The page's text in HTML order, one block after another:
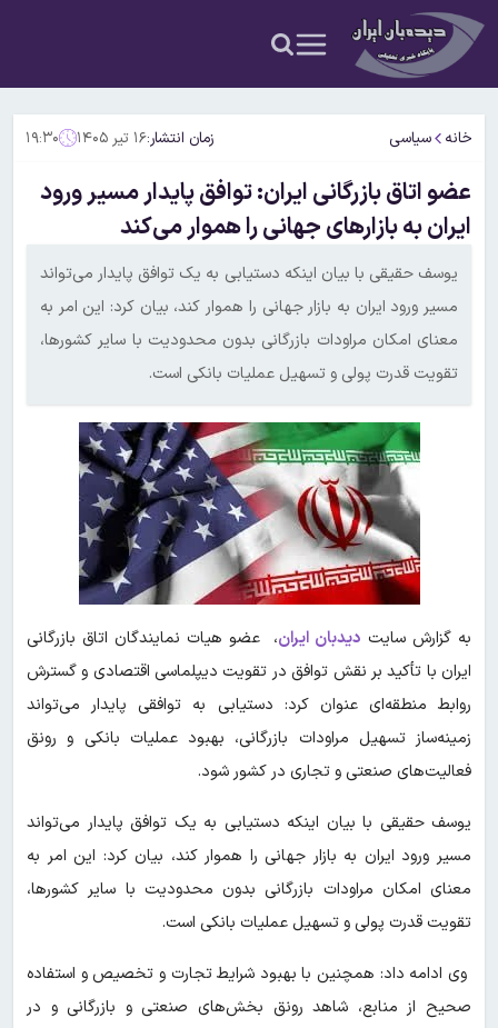
خانه سیاسی زمان انتشار:۱۶ تیر ۱۴۰۵ ۱۹:۳۰
عضو اتاق بازرگانی ایران: توافق پایدار مسیر ورود
ایران به بازارهای جهانی را هموار می‌کند
یوسف حقیقی با بیان اینکه دستیابی به یک توافق پایدار می‌تواند
مسیر ورود ایران به بازار جهانی را هموار کند، بیان کرد: این امر به
معنای امکان مراودات بازرگانی بدون محدودیت با سایر کشورها،
تقویت قدرت پولی و تسهیل عملیات بانکی است.
به گزارش سایت دیدبان ایران، عضو هیات نمایندگان اتاق بازرگانی
ایران با تأکید بر نقش توافق در تقویت دیپلماسی اقتصادی و گسترش
روابط منطقه‌ای عنوان کرد: دستیابی به توافقی پایدار می‌تواند
زمینه‌ساز تسهیل مراودات بازرگانی، بهبود عملیات بانکی و رونق
فعالیت‌های صنعتی و تجاری در کشور شود.
یوسف حقیقی با بیان اینکه دستیابی به یک توافق پایدار می‌تواند
مسیر ورود ایران به بازار جهانی را هموار کند، بیان کرد: این امر به
معنای امکان مراودات بازرگانی بدون محدودیت با سایر کشورها،
تقویت قدرت پولی و تسهیل عملیات بانکی است.
وی ادامه داد: همچنین با بهبود شرایط تجارت و تخصیص و استفاده
صحیح از منابع، شاهد رونق بخش‌های صنعتی و بازرگانی و در